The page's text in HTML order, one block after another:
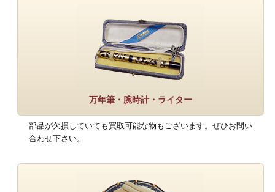
万年筆・腕時計・ライター
部品が欠損していても買取可能な物もございます。ぜひお問い
合わせ下さい。